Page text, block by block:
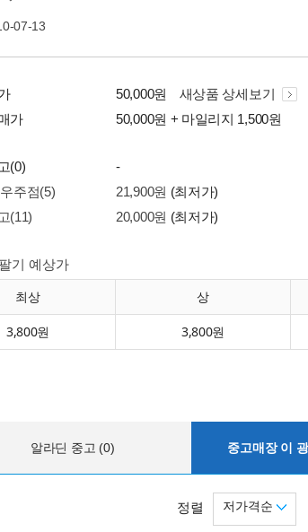
07-13
50,000원
새상품 상세보기
가
50,000원 + 마일리지 1,500원
(0)
-
주점(5)
21,900원 (최저가)
(11)
20,000원 (최저가)
기 예상가
최상 상
3,800원 3,800원
알라딘 중고 (0) 중고매장 이
정렬 저가격순